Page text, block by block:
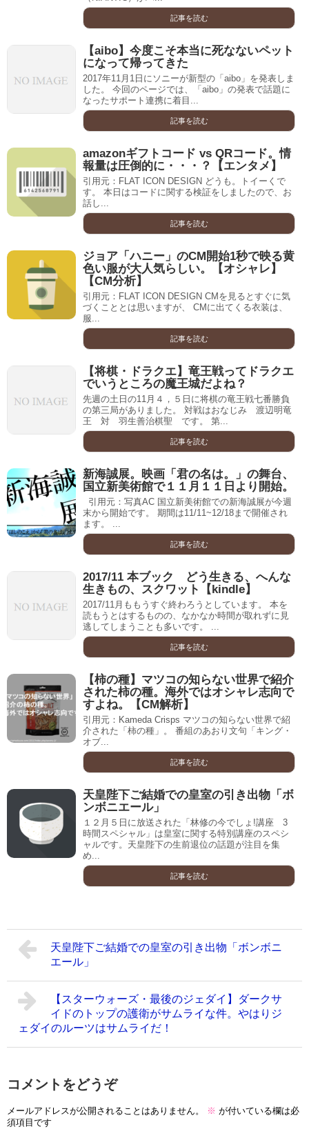
記事を読む
【aibo】今度こそ本当に死なないペット
になって帰ってきた
2017年11月1日にソニーが新型の「aibo」を発表しま
した。 今回のページでは、「aibo」の発表で話題に
なったサポート連携に着目...
記事を読む
amazonギフトコード vs QRコード。情
報量は圧倒的に・・・？【エンタメ】
引用元：FLAT ICON DESIGN どうも。トイーくで
す。 本日はコードに関する検証をしましたので、お
話し...
記事を読む
ジョア「ハニー」のCM開始1秒で映る黄
色い服が大人気らしい。【オシャレ】
【CM分析】
引用元：FLAT ICON DESIGN CMを見るとすぐに気
づくこととは思いますが、 CMに出てくる衣装は、
服...
記事を読む
【将棋・ドラクエ】竜王戦ってドラクエ
でいうところの魔王城だよね？
先週の土日の11月４，５日に将棋の竜王戦七番勝負
の第三局がありました。 対戦はおなじみ 渡辺明竜
王 対 羽生善治棋聖 です。 第...
記事を読む
新海誠展。映画「君の名は。」の舞台、
国立新美術館で１１月１１日より開始。
引用元：写真AC 国立新美術館での新海誠展が今週
末から開始です。 期間は11/11~12/18まで開催され
ます。 ...
記事を読む
2017/11 本ブック どう生きる、へんな
生きもの、スクワット【kindle】
2017/11月ももうすぐ終わろうとしています。 本を
読もうとはするものの、なかなか時間が取れずに見
逃してしまうことも多いです。 ...
記事を読む
【柿の種】マツコの知らない世界で紹介
された柿の種。海外ではオシャレ志向で
すよね。【CM解析】
引用元：Kameda Crisps マツコの知らない世界で紹
介された「柿の種」。 番組のあおり文句「キング・
オブ...
記事を読む
天皇陛下ご結婚での皇室の引き出物「ボ
ンボニエール」
１２月５日に放送された「林修の今でしょ!講座 3
時間スペシャル」は皇室に関する特別講座のスペシ
ャルです。天皇陛下の生前退位の話題が注目を集
め...
記事を読む
天皇陛下ご結婚での皇室の引き出物「ボンボニ
エール」
【スターウォーズ・最後のジェダイ】ダークサ
イドのトップの護衛がサムライな件。やはりジ
ェダイのルーツはサムライだ！
コメントをどうぞ
メールアドレスが公開されることはありません。 ※ が付いている欄は必
須項目です